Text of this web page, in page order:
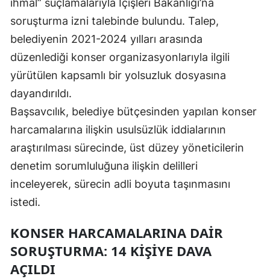
Mersin
İstanbul
İzmir
Kars
Kastamonu
Kayseri
Kırklareli
Kırşehir
Konya
Kütahya
ihmal” suçlamalarıyla İçişleri Bakanlığı’na
soruşturma izni talebinde bulundu. Talep,
belediyenin 2021-2024 yılları arasında
düzenlediği konser organizasyonlarıyla ilgili
yürütülen kapsamlı bir yolsuzluk dosyasına
dayandırıldı.
Başsavcılık, belediye bütçesinden yapılan konser
harcamalarına ilişkin usulsüzlük iddialarının
araştırılması sürecinde, üst düzey yöneticilerin
denetim sorumluluğuna ilişkin delilleri
inceleyerek, sürecin adli boyuta taşınmasını
istedi.
KONSER HARCAMALARINA DAIR
SORUŞTURMA: 14 KIŞIYE DAVA
AÇILDI